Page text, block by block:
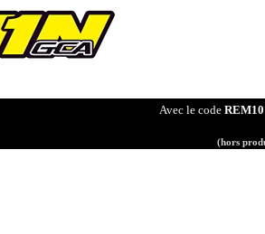
Avec le code REM10
(hors